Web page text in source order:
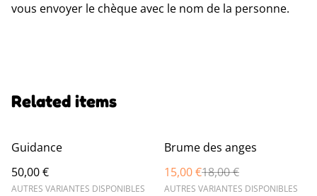
vous envoyer le chèque avec le nom de la personne.
Related items
Guidance
50,00 €
AUTRES VARIANTES DISPONIBLES
%
Brume des anges
15,00 €18,00 €
AUTRES VARIANTES DISPONIBLES